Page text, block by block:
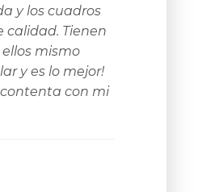
y los cuadros
calidad. Tienen
mismo
y es lo mejor!
con mi